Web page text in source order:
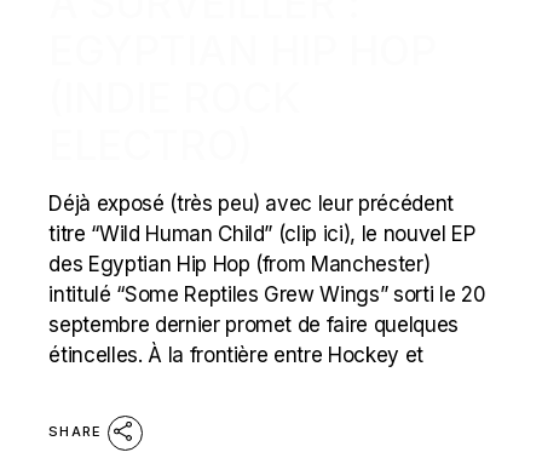
Déjà exposé (très peu) avec leur précédent
titre “Wild Human Child” (clip ici), le nouvel EP
des Egyptian Hip Hop (from Manchester)
intitulé “Some Reptiles Grew Wings” sorti le 20
septembre dernier promet de faire quelques
étincelles. À la frontière entre Hockey et
SHARE